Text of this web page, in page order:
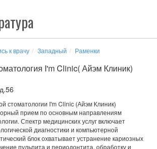
к врачу Западный Раменки
I'm Clinic( Айэм Клиник)
стоматологии I'm Clinic (Айэм Клиник)
прием по основным направлениям
Спектр медицинских услуг включает
диагностики и компьютерной
блок охватывает устранение кариозных
пульпита и периодонтита, обработку и